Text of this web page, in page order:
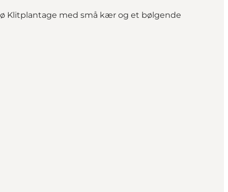
Klitplantage med små kær og et bølgende